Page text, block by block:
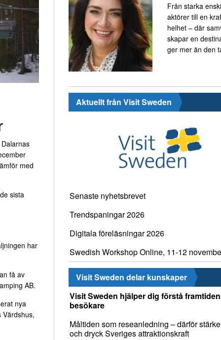
med
sista
har
få av
AB.
nya
Värdshus,
Från starka
aktörer till en
helhet – där
skapar en
ger mer än den
Aktuellt från Visit Sweden
Senaste nyhetsbrevet
Trendspaningar 2026
Digitala föreläsningar 2026
Swedish Workshop Online, 11-12
Visit Sweden delar kunskaper
Visit Sweden hjälper dig förstå
besökare
Måltiden som reseanledning – därför
och dryck Sveriges attraktionskraft